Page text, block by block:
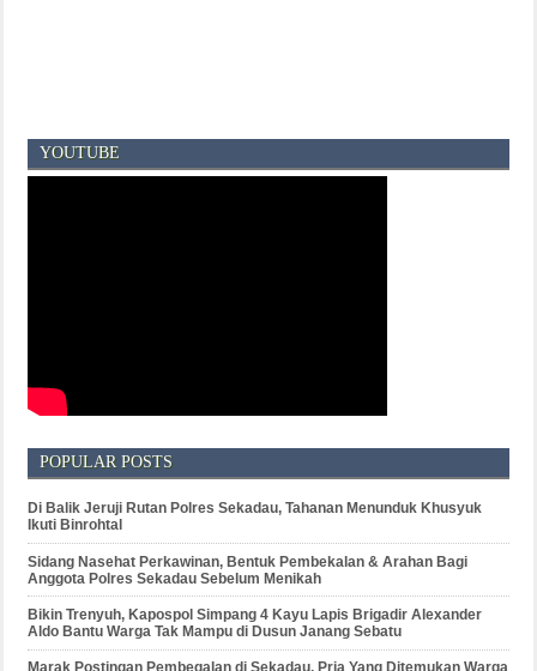
YOUTUBE
POPULAR POSTS
Di Balik Jeruji Rutan Polres Sekadau, Tahanan Menunduk Khusyuk
Ikuti Binrohtal
Sidang Nasehat Perkawinan, Bentuk Pembekalan & Arahan Bagi
Anggota Polres Sekadau Sebelum Menikah
Bikin Trenyuh, Kapospol Simpang 4 Kayu Lapis Brigadir Alexander
Aldo Bantu Warga Tak Mampu di Dusun Janang Sebatu